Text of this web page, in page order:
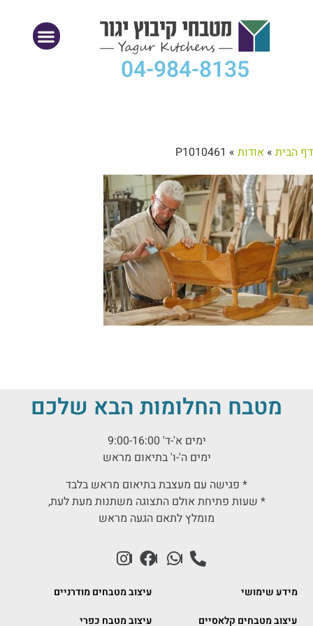
04-984-8135
דף הבית » אודות »
P1010461
מטבח החלומות הבא שלכם
ימים א'-ד' 9:00-16:00
ימים ה'-ו' בתיאום מראש
* פגישה עם מעצבת בתיאום מראש בלבד
* שעות פתיחת אולם התצוגה משתנות מעת לעת,
מומלץ לתאם הגעה מראש
מידע שימושי
עיצוב מטבחים מודרניים
עיצוב מטבחים קלאסיים
עיצוב מטבח כפרי